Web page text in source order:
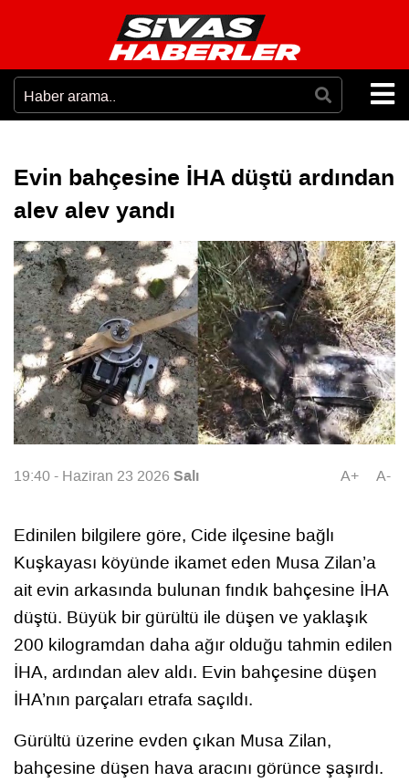
Evin bahçesine İHA düştü ardından
alev alev yandı
19:40 - Haziran 23 2026 Salı A+ A-
Edinilen bilgilere göre, Cide ilçesine bağlı
Kuşkayası köyünde ikamet eden Musa Zilan’a
ait evin arkasında bulunan fındık bahçesine İHA
düştü. Büyük bir gürültü ile düşen ve yaklaşık
200 kilogramdan daha ağır olduğu tahmin edilen
İHA, ardından alev aldı. Evin bahçesine düşen
İHA’nın parçaları etrafa saçıldı.
Gürültü üzerine evden çıkan Musa Zilan,
bahçesine düşen hava aracını görünce şaşırdı.